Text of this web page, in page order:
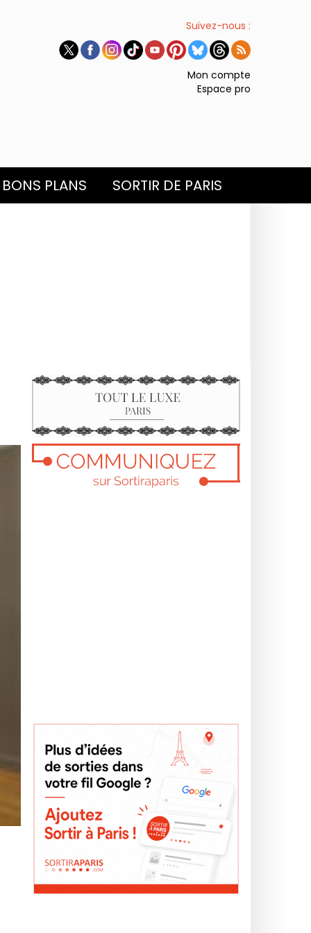
Suivez-nous :
Mon compte
Espace pro
BONS PLANS SORTIR DE PARIS